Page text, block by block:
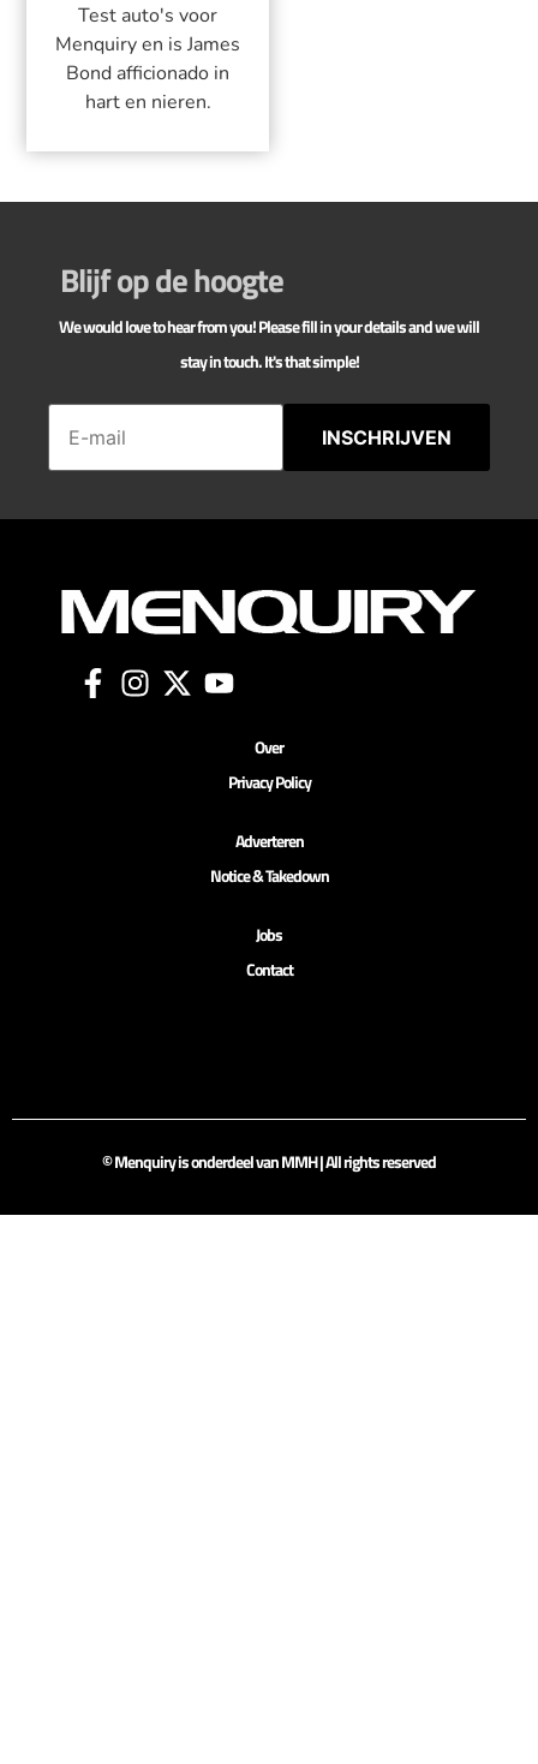
Test auto's voor
Menquiry en is James
Bond afficionado in
hart en nieren.
Blijf op de hoogte
We would love to hear from you! Please fill in your details and we will
stay in touch. It's that simple!
INSCHRIJVEN
Over
Privacy Policy
Adverteren
Notice & Takedown
Jobs
Contact
© Menquiry is onderdeel van MMH | All rights reserved